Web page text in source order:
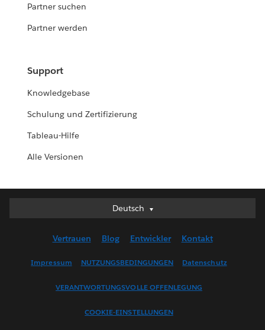
Partner suchen
Partner werden
Support
Knowledgebase
Schulung und Zertifizierung
Tableau-Hilfe
Alle Versionen
Deutsch
Deutsch
English (US)
Français (France)
Vertrauen Blog Entwickler Kontakt
Impressum NUTZUNGSBEDINGUNGEN Datenschutz
VERANTWORTUNGSVOLLE OFFENLEGUNG
COOKIE-EINSTELLUNGEN